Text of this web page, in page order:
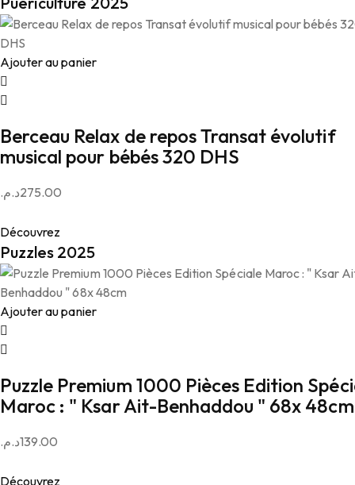
Ajouter au panier
Berceau Relax de repos Transat évolutif
musical pour bébés 320 DHS
275.00د.م.
Découvrez
Puzzles 2025
Ajouter au panier
Puzzle Premium 1000 Pièces Edition
Maroc : " Ksar Ait-Benhaddou " 68x 48cm
139.00د.م.
Découvrez